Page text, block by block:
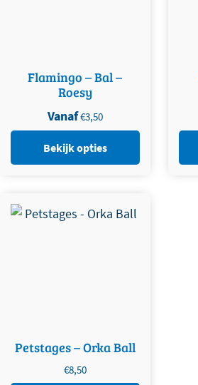
Flamingo – Bal –
Roesy
Vanaf€3,50
Bekijk opties
Petstages – Orka Ball
€8,50